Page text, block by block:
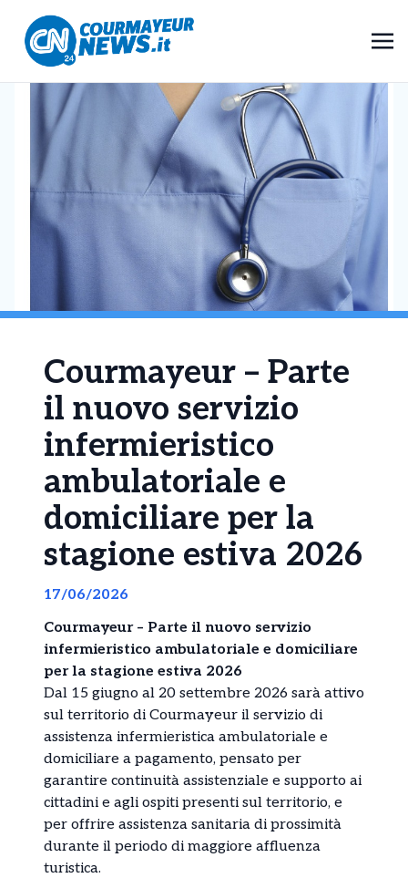
Courmayeur – Parte
il nuovo servizio
infermieristico
ambulatoriale e
domiciliare per la
stagione estiva 2026
17/06/2026
Courmayeur – Parte il nuovo servizio
infermieristico ambulatoriale e domiciliare
per la stagione estiva 2026
Dal 15 giugno al 20 settembre 2026 sarà attivo
sul territorio di Courmayeur il servizio di
assistenza infermieristica ambulatoriale e
domiciliare a pagamento, pensato per
garantire continuità assistenziale e supporto ai
cittadini e agli ospiti presenti sul territorio, e
per offrire assistenza sanitaria di prossimità
durante il periodo di maggiore affluenza
turistica.